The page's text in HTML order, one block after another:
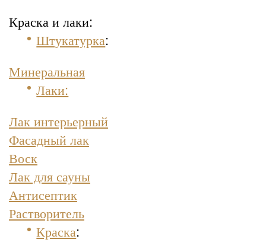
Краска и лаки:
Штукатурка:
Минеральная
Лаки:
Лак интерьерный
Фасадный лак
Воск
Лак для сауны
Антисептик
Растворитель
Краска: